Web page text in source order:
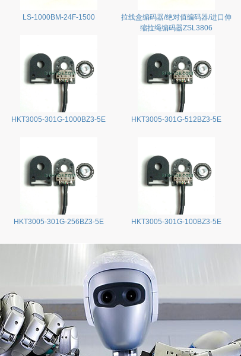
LS-1000BM-24F-1500
拉线盒编码器/绝对值编码器/进口伸
缩拉绳编码器ZSL3806
HKT3005-301G-1000BZ3-5E HKT3005-301G-512BZ3-5E
HKT3005-301G-256BZ3-5E HKT3005-301G-100BZ3-5E